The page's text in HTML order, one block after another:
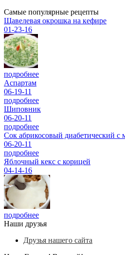
Самые популярные рецепты
Щавелевая окрошка на кефире
01-23-16
подробнее
Аспартам
06-19-11
подробнее
Шиповник
06-20-11
подробнее
Сок абрикосовый диабетический с
06-20-11
подробнее
Яблочный кекс с корицей
04-14-16
подробнее
Наши друзья
Друзья нашего сайта